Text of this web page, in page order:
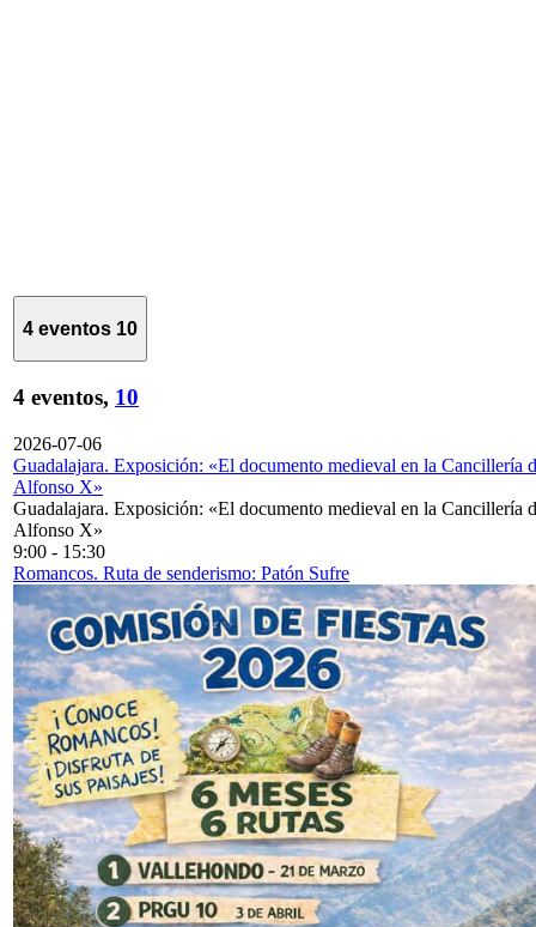
4 eventos 10
4 eventos, 10
2026-07-06
Guadalajara. Exposición: «El documento medieval en la Cancillería
Alfonso X»
Guadalajara. Exposición: «El documento medieval en la Cancillería
Alfonso X»
9:00 - 15:30
Romancos. Ruta de senderismo: Patón Sufre